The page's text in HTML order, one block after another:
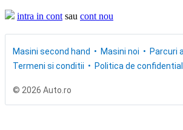
intra in cont sau cont nou
Masini second hand Masini noi Parcuri
Termeni si conditii
Politica de
© 2026 Auto.ro